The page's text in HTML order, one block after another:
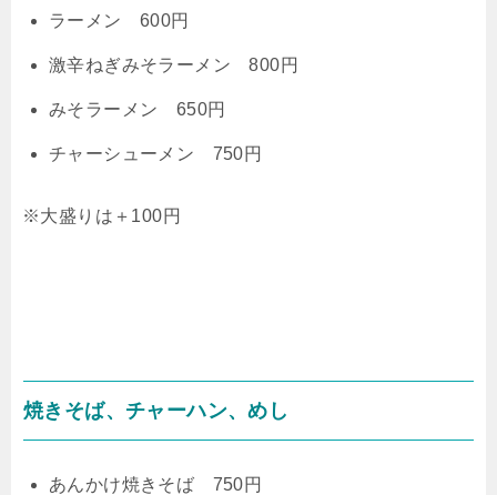
ラーメン 600円
激辛ねぎみそラーメン 800円
みそラーメン 650円
チャーシューメン 750円
※大盛りは＋100円
焼きそば、チャーハン、めし
あんかけ焼きそば 750円